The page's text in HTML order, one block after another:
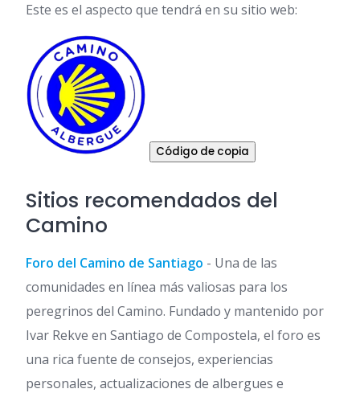
Este es el aspecto que tendrá en su sitio web:
Código de copia
Sitios recomendados del
Camino
Foro del Camino de Santiago - Una de las
comunidades en línea más valiosas para los
peregrinos del Camino. Fundado y mantenido por
Ivar Rekve en Santiago de Compostela, el foro es
una rica fuente de consejos, experiencias
personales, actualizaciones de albergues e